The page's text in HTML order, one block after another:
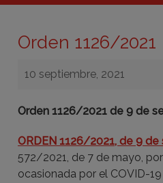
Orden 1126/2021
10 septiembre, 2021
Orden 1126/2021 de 9 de
ORDEN 1126/2021, de 9
572/2021, de 7 de mayo,
ocasionada por el COVID-